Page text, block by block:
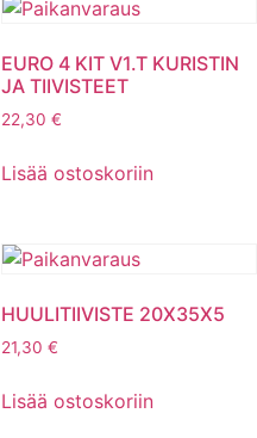
EURO 4 KIT V1.T KURISTIN
JA TIIVISTEET
22,30 €
Lisää ostoskoriin
HUULITIIVISTE 20X35X5
21,30 €
Lisää ostoskoriin